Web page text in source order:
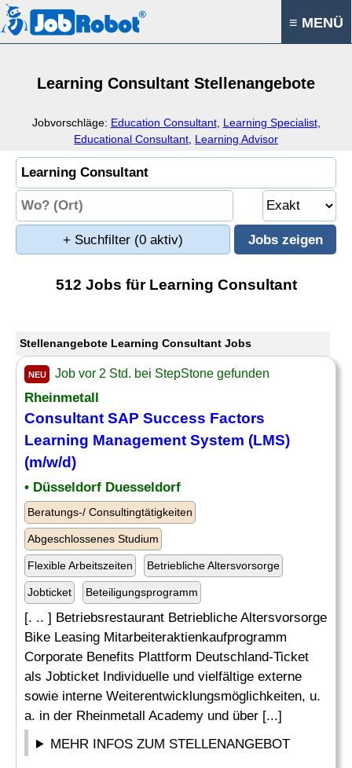
≡ MENÜ
Learning Consultant Stellenangebote
Jobvorschläge: Education Consultant, Learning Specialist,
Educational Consultant Learning Advisor
+ Suchfilter (0 aktiv)
512 Jobs für Learning Consultant
Stellenangebote Learning Consultant Jobs
NEU Job vor 2 Std. bei StepStone gefunden
Rheinmetall
Consultant SAP Success Factors
Learning Management System (LMS)
(m/w/d)
• Düsseldorf Duesseldorf
Beratungs-/ Consultingtätigkeiten
Abgeschlossenes Studium
Flexible Arbeitszeiten Betriebliche Altersvorsorge
Jobticket Beteiligungsprogramm
[. .. ] Betriebsrestaurant Betriebliche Altersvorsorge
Bike Leasing Mitarbeiteraktienkaufprogramm
Corporate Benefits Plattform Deutschland-Ticket
als Jobticket Individuelle und vielfältige externe
sowie interne Weiterentwicklungsmöglichkeiten, u.
a. in der Rheinmetall Academy und über [...]
MEHR INFOS ZUM STELLENANGEBOT